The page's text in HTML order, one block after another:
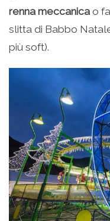
renna meccanicao
slitta di Babbo
più soft).